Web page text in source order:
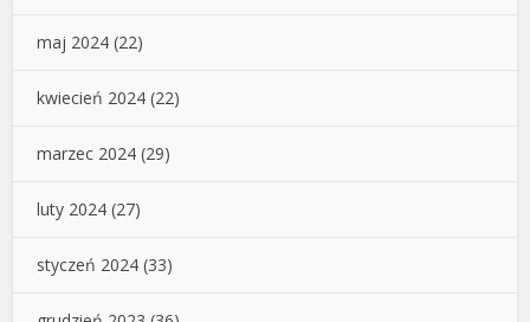
maj 2024 (22)
kwiecień 2024 (22)
marzec 2024 (29)
luty 2024 (27)
styczeń 2024 (33)